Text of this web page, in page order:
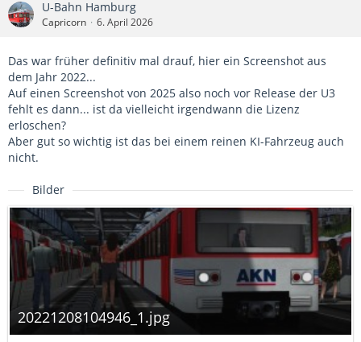
U-Bahn Hamburg
Capricorn 6. April 2026
Das war früher definitiv mal drauf, hier ein Screenshot aus
dem Jahr 2022...
Auf einen Screenshot von 2025 also noch vor Release der U3
fehlt es dann... ist da vielleicht irgendwann die Lizenz
erloschen?
Aber gut so wichtig ist das bei einem reinen KI-Fahrzeug auch
nicht.
Bilder
20221208104946_1.jpg